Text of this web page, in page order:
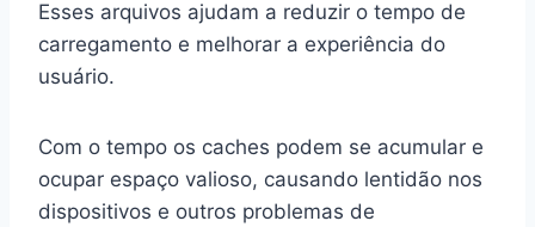
Esses arquivos ajudam a reduzir o tempo de
carregamento e melhorar a experiência do
usuário.
Com o tempo os caches podem se acumular e
ocupar espaço valioso, causando lentidão nos
dispositivos e outros problemas de